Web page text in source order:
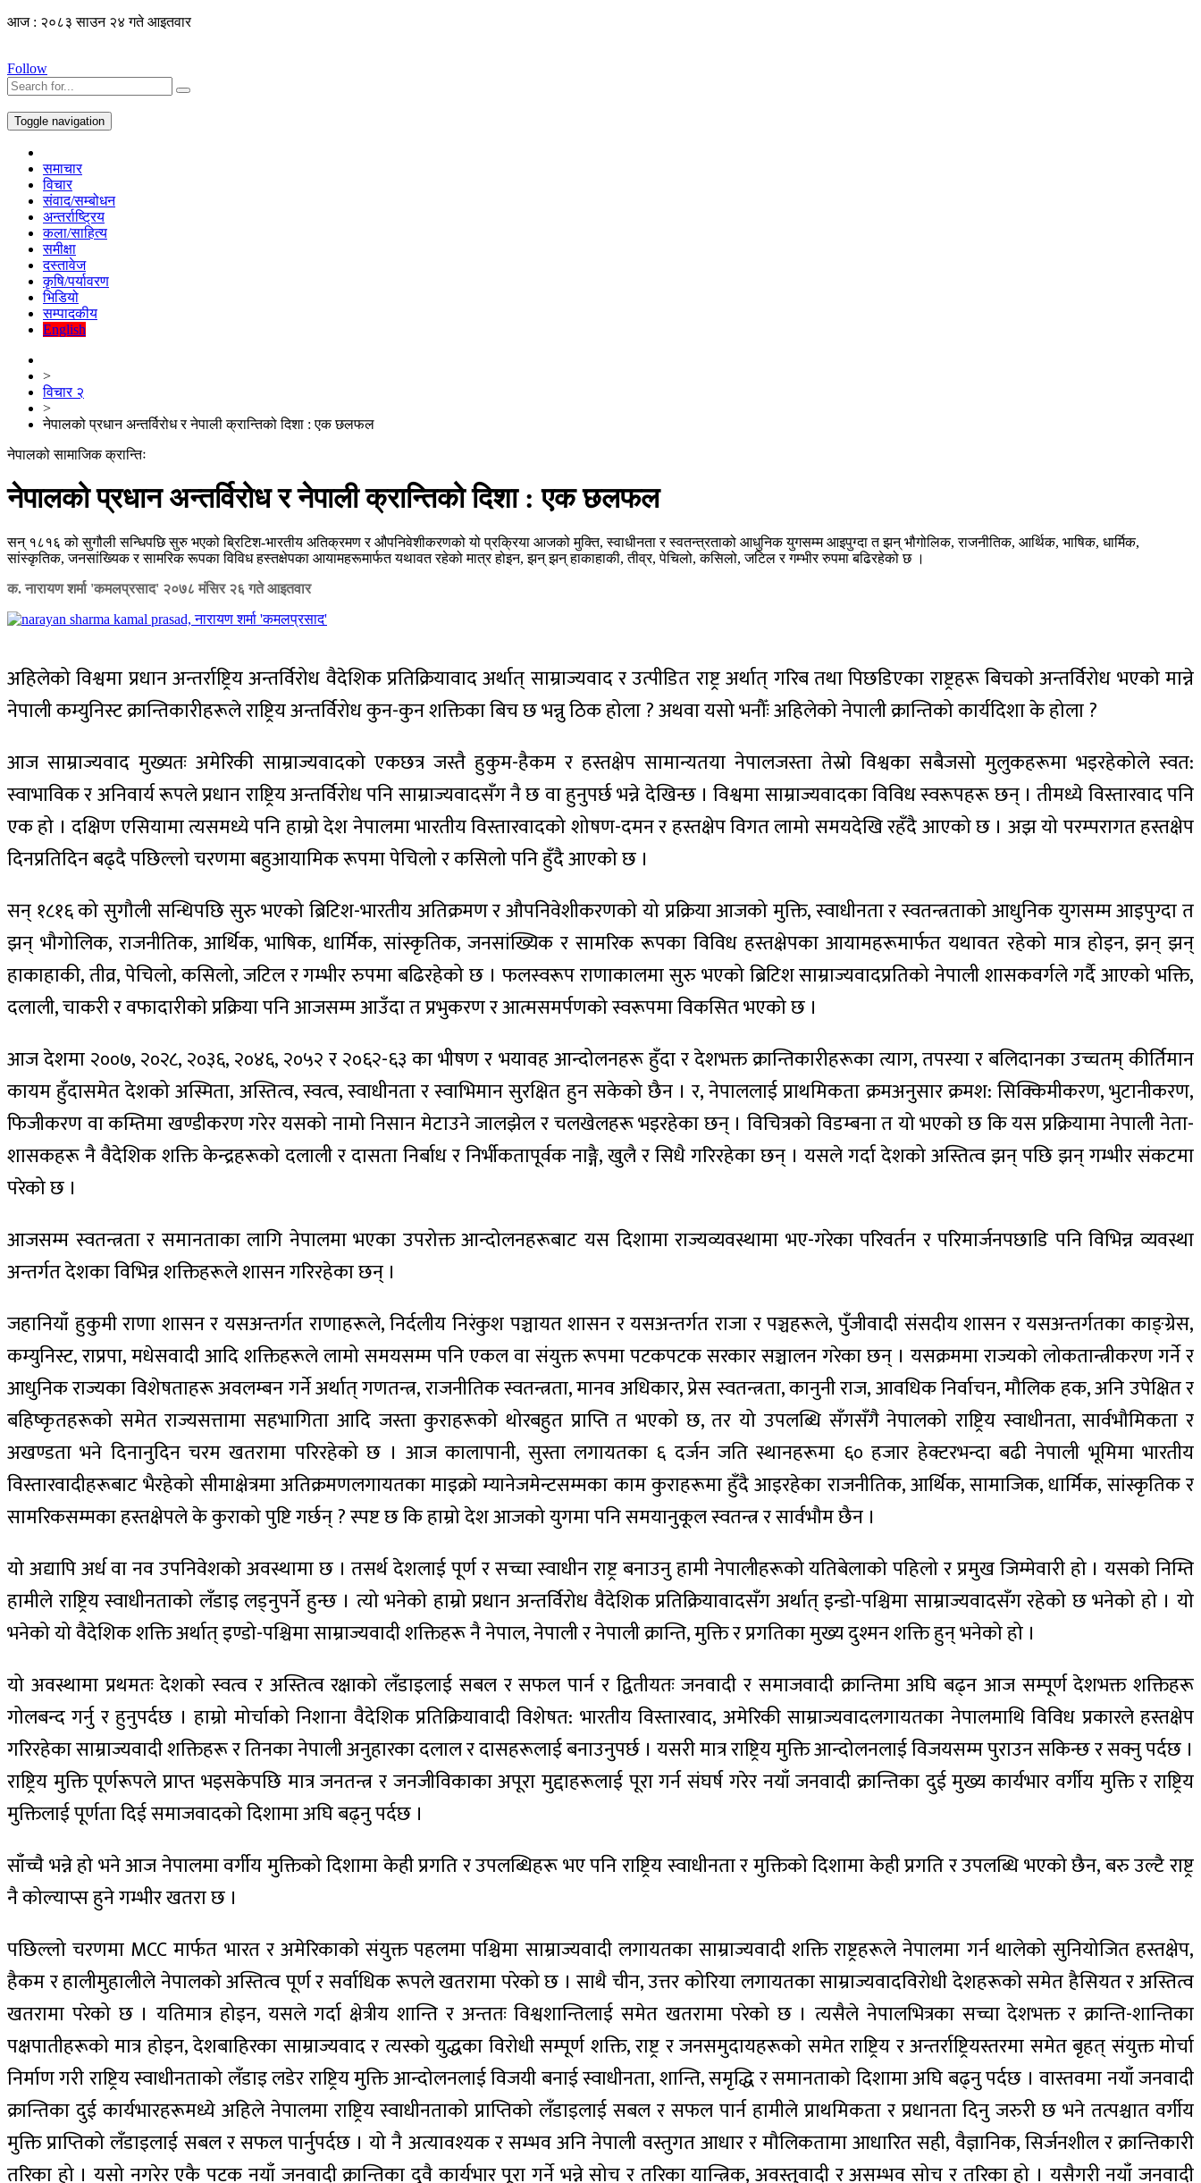
आज : २०८३ साउन २४ गते आइतवार
Follow
Toggle navigation
समाचार
विचार
संवाद/सम्बोधन
अन्तर्राष्ट्रिय
कला/साहित्य
समीक्षा
दस्तावेज
कृषि/पर्यावरण
भिडियो
सम्पादकीय
English
>
विचार २
>
नेपालको प्रधान अन्तर्विरोध र नेपाली क्रान्तिको दिशा : एक छलफल
नेपालको सामाजिक क्रान्तिः
नेपालको प्रधान अन्तर्विरोध र नेपाली क्रान्तिको दिशा : एक छलफल
सन् १८१६ को सुगौली सन्धिपछि सुरु भएको ब्रिटिश-भारतीय अतिक्रमण र औपनिवेशीकरणको यो प्रक्रिया आजको मुक्ति, स्वाधीनता र स्वतन्त्रताको आधुनिक युगसम्म आइपुग्दा त झन् भौगोलिक, राजनीतिक, आर्थिक, भाषिक, धार्मिक,
सांस्कृतिक, जनसांख्यिक र सामरिक रूपका विविध हस्तक्षेपका आयामहरूमार्फत यथावत रहेको मात्र होइन, झन् झन् हाकाहाकी, तीव्र, पेचिलो, कसिलो, जटिल र गम्भीर रुपमा बढिरहेको छ ।
क. नारायण शर्मा 'कमलप्रसाद' २०७८ मंसिर २६ गते आइतवार
अहिलेको विश्वमा प्रधान अन्तर्राष्ट्रिय अन्तर्विरोध वैदेशिक प्रतिक्रियावाद अर्थात् साम्राज्यवाद र उत्पीडित राष्ट्र अर्थात् गरिब तथा पिछडिएका राष्ट्रहरू बिचको अन्तर्विरोध भएको मान्ने
नेपाली कम्युनिस्ट क्रान्तिकारीहरूले राष्ट्रिय अन्तर्विरोध कुन-कुन शक्तिका बिच छ भन्नु ठिक होला ? अथवा यसो भनौँः अहिलेको नेपाली क्रान्तिको कार्यदिशा के होला ?
आज साम्राज्यवाद मुख्यतः अमेरिकी साम्राज्यवादको एकछत्र जस्तै हुकुम-हैकम र हस्तक्षेप सामान्यतया नेपालजस्ता तेस्रो विश्वका सबैजसो मुलुकहरूमा भइरहेकोले स्वत:
स्वाभाविक र अनिवार्य रूपले प्रधान राष्ट्रिय अन्तर्विरोध पनि साम्राज्यवादसँग नै छ वा हुनुपर्छ भन्ने देखिन्छ । विश्वमा साम्राज्यवादका विविध स्वरूपहरू छन् । तीमध्ये विस्तारवाद पनि
एक हो । दक्षिण एसियामा त्यसमध्ये पनि हाम्रो देश नेपालमा भारतीय विस्तारवादको शोषण-दमन र हस्तक्षेप विगत लामो समयदेखि रहँदै आएको छ । अझ यो परम्परागत हस्तक्षेप
दिनप्रतिदिन बढ्दै पछिल्लो चरणमा बहुआयामिक रूपमा पेचिलो र कसिलो पनि हुँदै आएको छ ।
सन् १८१६ को सुगौली सन्धिपछि सुरु भएको ब्रिटिश-भारतीय अतिक्रमण र औपनिवेशीकरणको यो प्रक्रिया आजको मुक्ति, स्वाधीनता र स्वतन्त्रताको आधुनिक युगसम्म आइपुग्दा त
झन् भौगोलिक, राजनीतिक, आर्थिक, भाषिक, धार्मिक, सांस्कृतिक, जनसांख्यिक र सामरिक रूपका विविध हस्तक्षेपका आयामहरूमार्फत यथावत रहेको मात्र होइन, झन् झन्
हाकाहाकी, तीव्र, पेचिलो, कसिलो, जटिल र गम्भीर रुपमा बढिरहेको छ । फलस्वरूप राणाकालमा सुरु भएको ब्रिटिश साम्राज्यवादप्रतिको नेपाली शासकवर्गले गर्दै आएको भक्ति,
दलाली, चाकरी र वफादारीको प्रक्रिया पनि आजसम्म आउँदा त प्रभुकरण र आत्मसमर्पणको स्वरूपमा विकसित भएको छ ।
आज देशमा २००७, २०२८, २०३६, २०४६, २०५२ र २०६२-६३ का भीषण र भयावह आन्दोलनहरू हुँदा र देशभक्त क्रान्तिकारीहरूका त्याग, तपस्या र बलिदानका उच्चतम्‌ कीर्तिमान
कायम हुँदासमेत देशको अस्मिता, अस्तित्व, स्वत्व, स्वाधीनता र स्वाभिमान सुरक्षित हुन सकेको छैन । र, नेपाललाई प्राथमिकता क्रमअनुसार क्रमश: सिक्किमीकरण, भुटानीकरण,
फिजीकरण वा कम्तिमा खण्डीकरण गरेर यसको नामो निसान मेटाउने जालझेल र चलखेलहरू भइरहेका छन् । विचित्रको विडम्बना त यो भएको छ कि यस प्रक्रियामा नेपाली नेता-
शासकहरू नै वैदेशिक शक्ति केन्द्रहरूको दलाली र दासता निर्बाध र निर्भीकतापूर्वक नाङ्गै, खुलै र सिधै गरिरहेका छन् । यसले गर्दा देशको अस्तित्व झन् पछि झन् गम्भीर संकटमा
परेको छ ।
आजसम्म स्वतन्त्रता र समानताका लागि नेपालमा भएका उपरोक्त आन्दोलनहरूबाट यस दिशामा राज्यव्यवस्थामा भए-गरेका परिवर्तन र परिमार्जनपछाडि पनि विभिन्न व्यवस्था
अन्तर्गत देशका विभिन्न शक्तिहरूले शासन गरिरहेका छन् ।
जहानियाँ हुकुमी राणा शासन र यसअन्तर्गत राणाहरूले, निर्दलीय निरंकुश पञ्चायत शासन र यसअन्तर्गत राजा र पञ्चहरूले, पुँजीवादी संसदीय शासन र यसअन्तर्गतका काङ्ग्रेस,
कम्युनिस्ट, राप्रपा, मधेसवादी आदि शक्तिहरूले लामो समयसम्म पनि एकल वा संयुक्त रूपमा पटकपटक सरकार सञ्चालन गरेका छन् । यसक्रममा राज्यको लोकतान्त्रीकरण गर्ने र
आधुनिक राज्यका विशेषताहरू अवलम्बन गर्ने अर्थात् गणतन्त्र, राजनीतिक स्वतन्त्रता, मानव अधिकार, प्रेस स्वतन्त्रता, कानुनी राज, आवधिक निर्वाचन, मौलिक हक, अनि उपेक्षित र
बहिष्कृतहरूको समेत राज्यसत्तामा सहभागिता आदि जस्ता कुराहरूको थोरबहुत प्राप्ति त भएको छ, तर यो उपलब्धि सँगसँगै नेपालको राष्ट्रिय स्वाधीनता, सार्वभौमिकता र
अखण्डता भने दिनानुदिन चरम खतरामा परिरहेको छ । आज कालापानी, सुस्ता लगायतका ६ दर्जन जति स्थानहरूमा ६० हजार हेक्टरभन्दा बढी नेपाली भूमिमा भारतीय
विस्तारवादीहरूबाट भैरहेको सीमाक्षेत्रमा अतिक्रमणलगायतका माइक्रो म्यानेजमेन्टसम्मका काम कुराहरूमा हुँदै आइरहेका राजनीतिक, आर्थिक, सामाजिक, धार्मिक, सांस्कृतिक र
सामरिकसम्मका हस्तक्षेपले के कुराको पुष्टि गर्छन् ? स्पष्ट छ कि हाम्रो देश आजको युगमा पनि समयानुकूल स्वतन्त्र र सार्वभौम छैन ।
यो अद्यापि अर्ध वा नव उपनिवेशको अवस्थामा छ । तसर्थ देशलाई पूर्ण र सच्चा स्वाधीन राष्ट्र बनाउनु हामी नेपालीहरूको यतिबेलाको पहिलो र प्रमुख जिम्मेवारी हो । यसको निम्ति
हामीले राष्ट्रिय स्वाधीनताको लँडाइ लड्नुपर्ने हुन्छ । त्यो भनेको हाम्रो प्रधान अन्तर्विरोध वैदेशिक प्रतिक्रियावादसँग अर्थात् इन्डो-पश्चिमा साम्राज्यवादसँग रहेको छ भनेको हो । यो
भनेको यो वैदेशिक शक्ति अर्थात् इण्डो-पश्चिमा साम्राज्यवादी शक्तिहरू नै नेपाल, नेपाली र नेपाली क्रान्ति, मुक्ति र प्रगतिका मुख्य दुश्मन शक्ति हुन् भनेको हो ।
यो अवस्थामा प्रथमतः देशको स्वत्व र अस्तित्व रक्षाको लँडाइलाई सबल र सफल पार्न र द्वितीयतः जनवादी र समाजवादी क्रान्तिमा अघि बढ्न आज सम्पूर्ण देशभक्त शक्तिहरू
गोलबन्द गर्नु र हुनुपर्दछ । हाम्रो मोर्चाको निशाना वैदेशिक प्रतिक्रियावादी विशेषत: भारतीय विस्तारवाद, अमेरिकी साम्राज्यवादलगायतका नेपालमाथि विविध प्रकारले हस्तक्षेप
गरिरहेका साम्राज्यवादी शक्तिहरू र तिनका नेपाली अनुहारका दलाल र दासहरूलाई बनाउनुपर्छ । यसरी मात्र राष्ट्रिय मुक्ति आन्दोलनलाई विजयसम्म पुराउन सकिन्छ र सक्नु पर्दछ ।
राष्ट्रिय मुक्ति पूर्णरूपले प्राप्त भइसकेपछि मात्र जनतन्त्र र जनजीविकाका अपूरा मुद्दाहरूलाई पूरा गर्न संघर्ष गरेर नयाँ जनवादी क्रान्तिका दुई मुख्य कार्यभार वर्गीय मुक्ति र राष्ट्रिय
मुक्तिलाई पूर्णता दिई समाजवादको दिशामा अघि बढ्नु पर्दछ ।
साँच्चै भन्ने हो भने आज नेपालमा वर्गीय मुक्तिको दिशामा केही प्रगति र उपलब्धिहरू भए पनि राष्ट्रिय स्वाधीनता र मुक्तिको दिशामा केही प्रगति र उपलब्धि भएको छैन, बरु उल्टै राष्ट्र
नै कोल्याप्स हुने गम्भीर खतरा छ ।
पछिल्लो चरणमा MCC मार्फत भारत र अमेरिकाको संयुक्त पहलमा पश्चिमा साम्राज्यवादी लगायतका साम्राज्यवादी शक्ति राष्ट्रहरूले नेपालमा गर्न थालेको सुनियोजित हस्तक्षेप,
हैकम र हालीमुहालीले नेपालको अस्तित्व पूर्ण र सर्वाधिक रूपले खतरामा परेको छ । साथै चीन, उत्तर कोरिया लगायतका साम्राज्यवादविरोधी देशहरूको समेत हैसियत र अस्तित्व
खतरामा परेको छ । यतिमात्र होइन, यसले गर्दा क्षेत्रीय शान्ति र अन्ततः विश्वशान्तिलाई समेत खतरामा परेको छ । त्यसैले नेपालभित्रका सच्चा देशभक्त र क्रान्ति-शान्तिका
पक्षपातीहरूको मात्र होइन, देशबाहिरका साम्राज्यवाद र त्यस्को युद्धका विरोधी सम्पूर्ण शक्ति, राष्ट्र र जनसमुदायहरूको समेत राष्ट्रिय र अन्तर्राष्ट्रियस्तरमा समेत बृहत्‌ संयुक्त मोर्चा
निर्माण गरी राष्ट्रिय स्वाधीनताको लँडाइ लडेर राष्ट्रिय मुक्ति आन्दोलनलाई विजयी बनाई स्वाधीनता, शान्ति, समृद्धि र समानताको दिशामा अघि बढ्नु पर्दछ । वास्तवमा नयाँ जनवादी
क्रान्तिका दुई कार्यभारहरूमध्ये अहिले नेपालमा राष्ट्रिय स्वाधीनताको प्राप्तिको लँडाइलाई सबल र सफल पार्न हामीले प्राथमिकता र प्रधानता दिनु जरुरी छ भने तत्पश्चात वर्गीय
मुक्ति प्राप्तिको लँडाइलाई सबल र सफल पार्नुपर्दछ । यो नै अत्यावश्यक र सम्भव अनि नेपाली वस्तुगत आधार र मौलिकतामा आधारित सही, वैज्ञानिक, सिर्जनशील र क्रान्तिकारी
तरिका हो । यसो नगरेर एकै पटक नयाँ जनवादी क्रान्तिका दुवै कार्यभार पूरा गर्ने भन्ने सोच र तरिका यान्त्रिक, अवस्तुवादी र असम्भव सोच र तरिका हो । यसैगरी नयाँ जनवादी